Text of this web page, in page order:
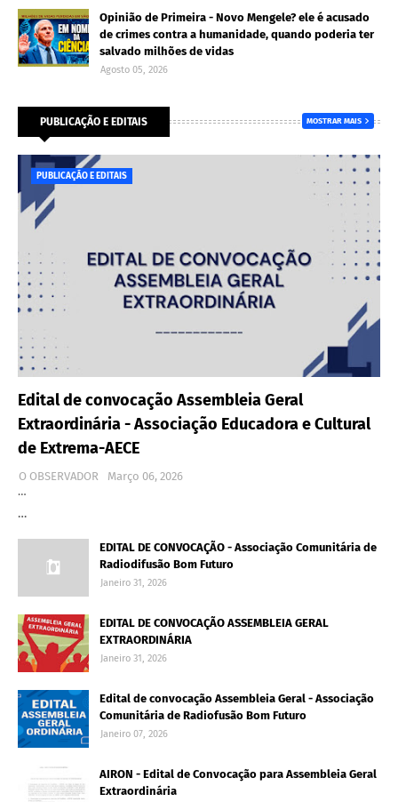
Opinião de Primeira - Novo Mengele? ele é acusado
de crimes contra a humanidade, quando poderia ter
salvado milhões de vidas
Agosto 05, 2026
PUBLICAÇÃO E EDITAIS MOSTRAR MAIS
PUBLICAÇÃO E EDITAIS
Edital de convocação Assembleia Geral
Extraordinária - Associação Educadora e Cultural
de Extrema-AECE
O OBSERVADOR
Março 06, 2026
…
…
EDITAL DE CONVOCAÇÃO - Associação Comunitária de
Radiodifusão Bom Futuro
Janeiro 31, 2026
EDITAL DE CONVOCAÇÃO ASSEMBLEIA GERAL
EXTRAORDINÁRIA
Janeiro 31, 2026
Edital de convocação Assembleia Geral - Associação
Comunitária de Radiofusão Bom Futuro
Janeiro 07, 2026
AIRON - Edital de Convocação para Assembleia Geral
Extraordinária